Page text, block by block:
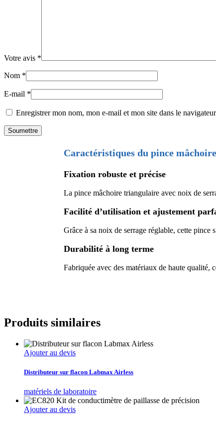
Votre avis *
Nom *
E-mail *
Enregistrer mon nom, mon e-mail et mon site dans le
Caractéristiques du pince
Fixation robuste et précise
La pince mâchoire triangulaire avec noix de
Facilité d’utilisation et ajustement
Grâce à sa noix de serrage réglable, cette pince
Durabilité à long terme
Fabriquée avec des matériaux de haute qualité,
Produits similaires
Ajouter au devis
Distributeur sur flacon Labmax Airless
matériels de laboratoire
Ajouter au devis